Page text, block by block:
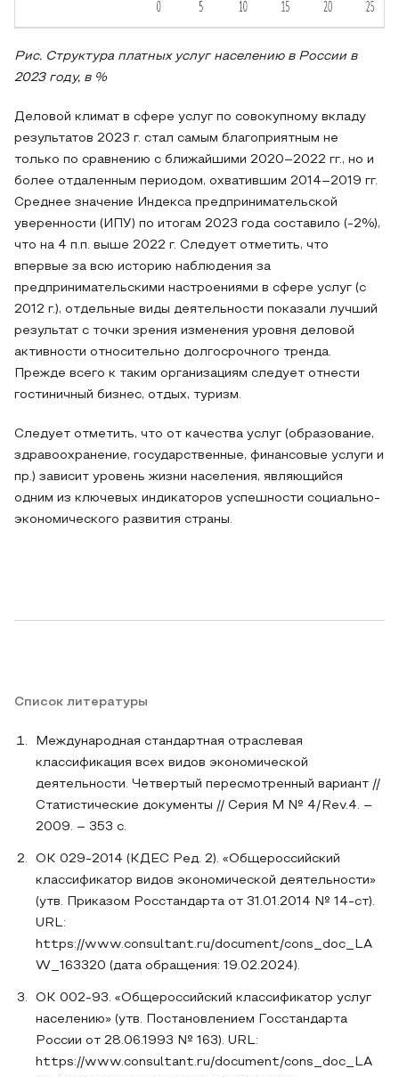
Рис. Структура платных услуг населению в России в
2023 году, в %
Деловой климат в сфере услуг по совокупному вкладу
результатов 2023 г. стал самым благоприятным не
только по сравнению с ближайшими 2020–2022 гг., но и
более отдаленным периодом, охватившим 2014–2019 гг.
Среднее значение Индекса предпринимательской
уверенности (ИПУ) по итогам 2023 года составило (-2%),
что на 4 п.п. выше 2022 г. Следует отметить, что
впервые за всю историю наблюдения за
предпринимательскими настроениями в сфере услуг (с
2012 г.), отдельные виды деятельности показали лучший
результат с точки зрения изменения уровня деловой
активности относительно долгосрочного тренда.
Прежде всего к таким организациям следует отнести
гостиничный бизнес, отдых, туризм.
Следует отметить, что от качества услуг (образование,
здравоохранение, государственные, финансовые услуги и
пр.) зависит уровень жизни населения, являющийся
одним из ключевых индикаторов успешности социально-
экономического развития страны.
Список литературы
Международная стандартная отраслевая
классификация всех видов экономической
деятельности. Четвертый пересмотренный вариант //
Статистические документы // Серия M № 4/Rev.4. –
2009. – 353 с.
ОК 029-2014 (КДЕС Ред. 2). «Общероссийский
классификатор видов экономической деятельности»
(утв. Приказом Росстандарта от 31.01.2014 № 14-ст).
URL:
https://www.consultant.ru/document/cons_doc_LA
W_163320 (дата обращения: 19.02.2024).
ОК 002-93. «Общероссийский классификатор услуг
населению» (утв. Постановлением Госстандарта
России от 28.06.1993 № 163). URL:
https://www.consultant.ru/document/cons_doc_LA